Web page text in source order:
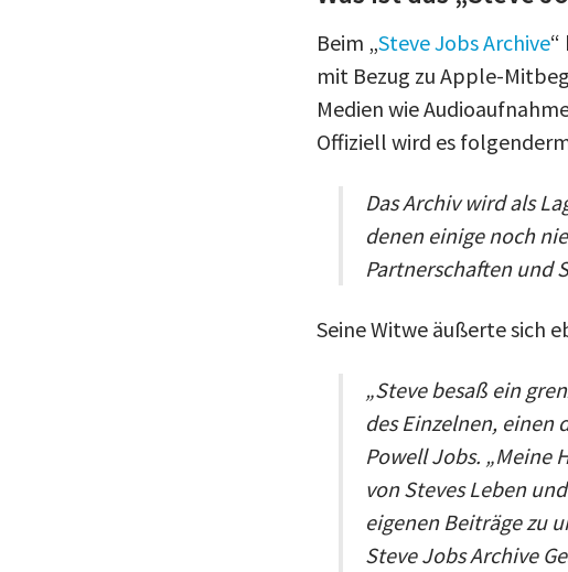
Beim „Steve Jobs Archive“
mit Bezug zu Apple-
Medien wie
Offiziell wird es
Das Archiv wird als
denen einige noch
Partnerschaften und
Seine Witwe äußerte sich
„Steve besaß ein
des Einzelnen, einen
Powell Jobs. „Meine
von Steves Leben
eigenen Beiträge zu
Steve Jobs Archive